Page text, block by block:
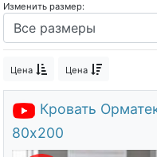
Open submenu
Open submenu
Шкафы
Контакты
Доставка по
Изменить размер:
Цена Цена
Кровать
80х200